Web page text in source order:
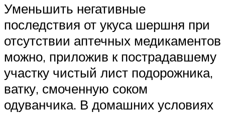
Уменьшить негативные
последствия от укуса шершня при
отсутствии аптечных медикаментов
можно, приложив к пострадавшему
участку чистый лист подорожника,
ватку, смоченную соком
одуванчика. В домашних условиях